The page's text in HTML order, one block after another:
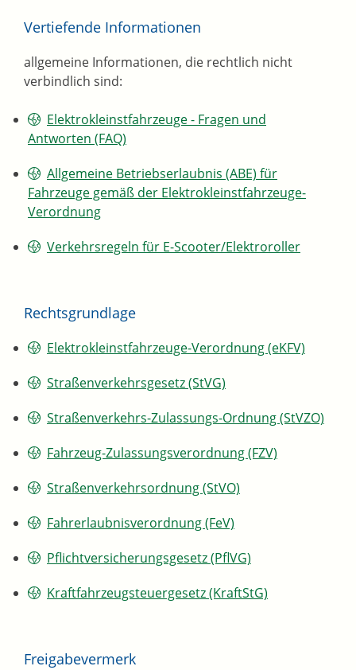
Vertiefende Informationen
allgemeine Informationen, die rechtlich nicht
verbindlich sind:
Elektrokleinstfahrzeuge - Fragen und
Antworten (FAQ)
Allgemeine Betriebserlaubnis (ABE) für
Fahrzeuge gemäß der Elektrokleinstfahrzeuge-
Verordnung
Verkehrsregeln für E-Scooter/Elektroroller
Rechtsgrundlage
Elektrokleinstfahrzeuge-Verordnung (eKFV)
Straßenverkehrsgesetz (StVG)
Straßenverkehrs-Zulassungs-Ordnung (StVZO)
Fahrzeug-Zulassungsverordnung (FZV)
Straßenverkehrsordnung (StVO)
Fahrerlaubnisverordnung (FeV)
Pflichtversicherungsgesetz (PflVG)
Kraftfahrzeugsteuergesetz (KraftStG)
Freigabevermerk